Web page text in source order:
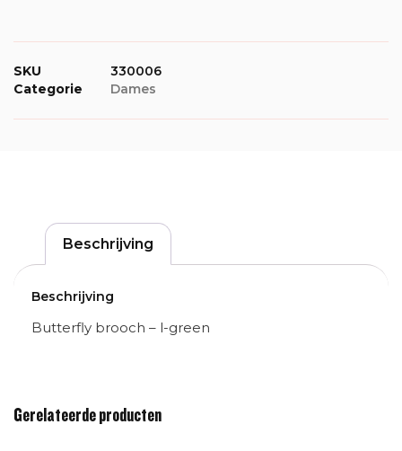
SKU
330006
Categorie
Dames
Beschrijving
Beschrijving
Butterfly brooch – l-green
Gerelateerde producten